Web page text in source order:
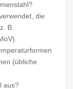
die
B.
(übliche
aus?